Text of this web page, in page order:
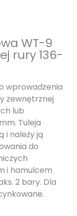
WT-9
rury 136-
wprowadzenia
zewnętrznej
lub
Tuleja
i należy ją
do
i hamulcem
2 bary. Dla